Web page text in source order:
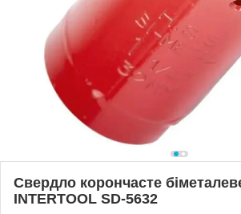
Свердло корончасте
INTERTOOL SD-5632